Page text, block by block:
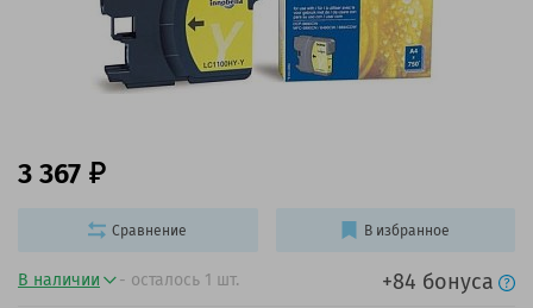
В наличии - осталось 1 шт. +84 бонуса
3 367
Сравнение В избранное